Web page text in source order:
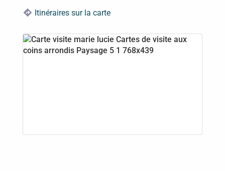
Itinéraires sur la carte